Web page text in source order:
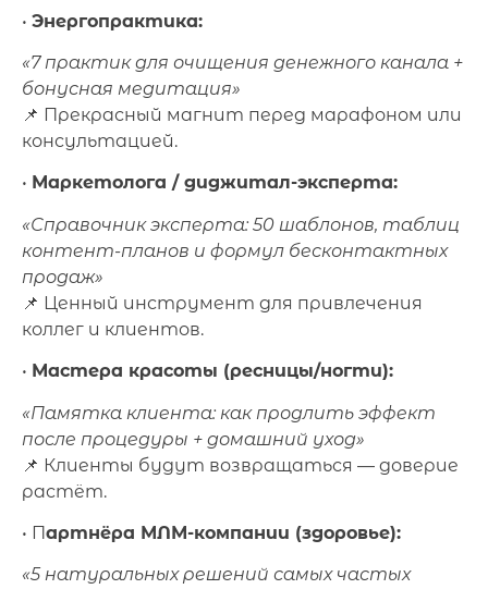
• Энергопрактика:
«7 практик для очищения денежного канала +
бонусная медитация»
📌 Прекрасный магнит перед марафоном или
консультацией.
• Маркетолога / диджитал-эксперта:
«Справочник эксперта: 50 шаблонов, таблиц
контент-планов и формул бесконтактных
продаж»
📌 Ценный инструмент для привлечения
коллег и клиентов.
• Мастера красоты (ресницы/ногти):
«Памятка клиента: как продлить эффект
после процедуры + домашний уход»
📌 Клиенты будут возвращаться — доверие
растёт.
• Партнёра МЛМ-компании (здоровье):
«5 натуральных решений самых частых